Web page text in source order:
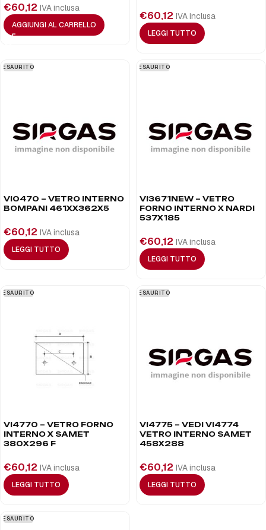
€60,12 IVA inclusa
AGGIUNGI AL CARRELLO
€60,12 IVA inclusa
LEGGI TUTTO
ESAURITO
VI0470 – VETRO INTERNO
BOMPANI 461XX362X5
€60,12 IVA inclusa
LEGGI TUTTO
ESAURITO
VI3671NEW – VETRO
FORNO INTERNO X NARDI
537X185
€60,12 IVA inclusa
LEGGI TUTTO
ESAURITO
VI4770 – VETRO FORNO
INTERNO X SAMET
380X296 F
€60,12 IVA inclusa
LEGGI TUTTO
ESAURITO
VI4775 – VEDI VI4774
VETRO INTERNO SAMET
458X288
€60,12 IVA inclusa
LEGGI TUTTO
ESAURITO